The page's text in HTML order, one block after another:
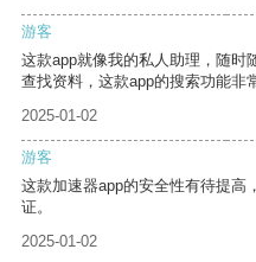
游客
这款app就像我的私人助理，随时
查找资料，这款app的搜索功能非
2025-01-02
游客
这款加速器app的安全性有待提高
证。
2025-01-02